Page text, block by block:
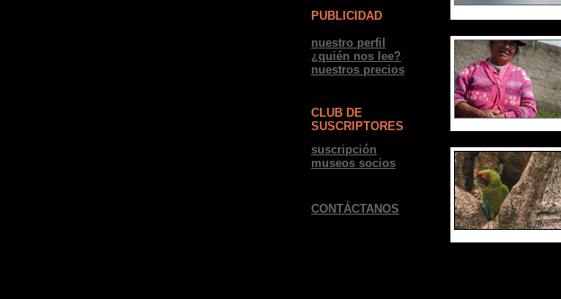
PUBLICIDAD
nuestro perfil
¿quién nos lee?
nuestros precios
CLUB DE
SUSCRIPTORES
suscripción
museos socios
CONTÁCTANOS